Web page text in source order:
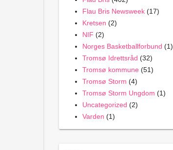
Flau Bris Newsweek (17)
Kretsen (2)
NIF (2)
Norges Basketballforbund (1)
Tromsø Idrettsråd (32)
Tromsø kommune (51)
Tromsø Storm (4)
Tromsø Storm Ungdom (1)
Uncategorized (2)
Varden (1)